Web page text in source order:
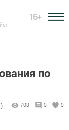
16+
по
708 0 0